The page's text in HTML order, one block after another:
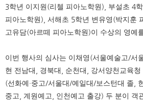
3학년 이지원(리첼 피아노학원), 부설초 4
피아노학원), 서해초 5학년 변유영(박지훈
고유담(아르떼 피아노학원)이 수상의 영예
이번 행사의 심사는 이채영(서울예술고/서
현 전남대
경북대 순천대 강서양천교육
(선화예·중고/서울대/예일대/보스턴대 졸
중고 계원예고 인천예고 출강) 두 분이 객